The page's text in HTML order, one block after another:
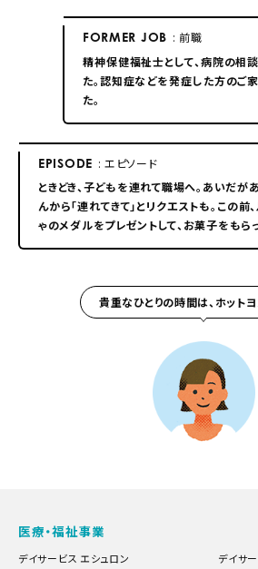
FORMER JOB : 前職
精神保健福祉士として、病院の相
た。認知症などを発症した方のご
た。
EPISODE : エピソード
ときどき、子どもを連れて職場へ。あいだが
んから「連れてきて」とリクエストも。この前
ゃのメダルをプレゼントして、お菓子をもら
貴重なひとりの時間は、ホットヨ
医療・福祉事業
デイサービス エシュロン デイサ